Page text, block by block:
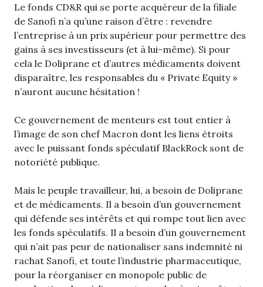
Le fonds CD&R qui se porte acquéreur de la filiale
de Sanofi n’a qu’une raison d’être : revendre
l’entreprise à un prix supérieur pour permettre des
gains à ses investisseurs (et à lui-même). Si pour
cela le Doliprane et d’autres médicaments doivent
disparaître, les responsables du « Private Equity »
n’auront aucune hésitation !
Ce gouvernement de menteurs est tout entier à
l’image de son chef Macron dont les liens étroits
avec le puissant fonds spéculatif BlackRock sont de
notoriété publique.
Mais le peuple travailleur, lui, a besoin de Doliprane
et de médicaments. Il a besoin d’un gouvernement
qui défende ses intérêts et qui rompe tout lien avec
les fonds spéculatifs. Il a besoin d’un gouvernement
qui n’ait pas peur de nationaliser sans indemnité ni
rachat Sanofi, et toute l’industrie pharmaceutique,
pour la réorganiser en monopole public de